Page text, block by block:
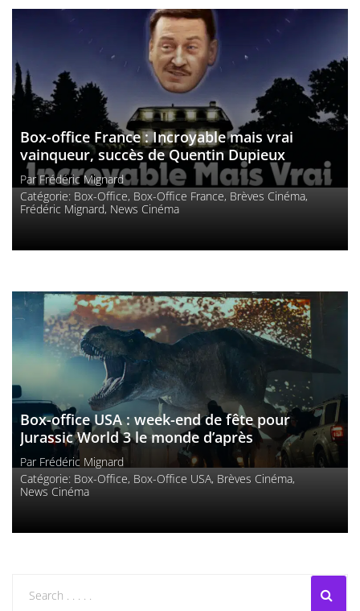
Box-office France : Incroyable mais vrai
vainqueur, succès de Quentin Dupieux
ParFrédéric Mignard
Catégorie: Box-Office, Box-Office France, Brèves Cinéma,
Frédéric Mignard, News Cinéma
Box-office USA : week-end de fête pour
Jurassic World 3 le monde d’après
Par Frédéric Mignard
Catégorie: Box-Office, Box-Office USA, Brèves Cinéma,
News Cinéma